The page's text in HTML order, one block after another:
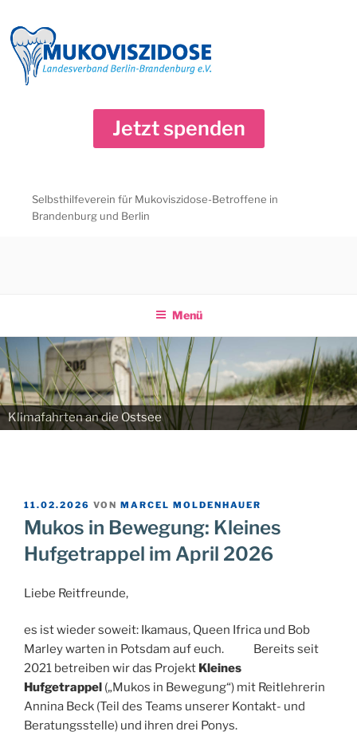
Inhalt
springen
Jetzt spenden
Selbsthilfeverein für Mukoviszidose-Betroffene in
Brandenburg und Berlin
Menü
Klimafahrten an die Ostsee
VERÖFFENTLICHT
AM
11.02.2026 VON MARCEL MOLDENHAUER
Mukos in Bewegung: Kleines
Hufgetrappel im April 2026
Liebe Reitfreunde,
es ist wieder soweit: Ikamaus, Queen Ifrica und Bob
Marley warten in Potsdam auf euch.
Bereits seit
2021 betreiben wir das Projekt Kleines
Hufgetrappel („Mukos in Bewegung“) mit Reitlehrerin
Annina Beck (Teil des Teams unserer Kontakt- und
Beratungsstelle) und ihren drei Ponys.